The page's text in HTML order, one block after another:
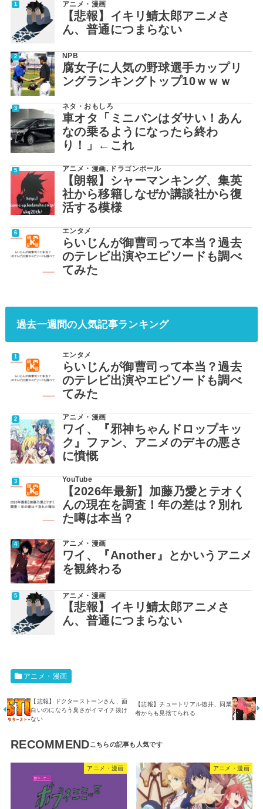
アニメ・漫画
【悲報】イキリ鯖太郎アニメさ
ん、普通につまらない
NPB
腐女子に人気の野球選手カップリ
ングランキングトップ10ｗｗｗ
ネタ・おもしろ
車オタ「ミニバンはダサい！あん
なの乗るようになったら終わ
り！」←これ
アニメ・漫画, ドラゴンボール
【朗報】シャーマンキング、集英
社から移籍しなぜか講談社から復
活する模様
エンタメ
らいじんが御曹司って本当？過去
のテレビ出演やエピソードも調べ
てみた
過去一週間の人気記事ランキング
エンタメ
らいじんが御曹司って本当？過去
のテレビ出演やエピソードも調べ
てみた
アニメ・漫画
ワイ、『邪神ちゃんドロップキッ
ク』ファン、アニメのデキの悪さ
に憤慨
YouTube
【2026年最新】加藤乃愛とテオく
んの現在を調査！年の差は？別れ
た噂は本当？
アニメ・漫画
ワイ、『Another』とかいうアニメ
を観終わる
アニメ・漫画
【悲報】イキリ鯖太郎アニメさ
ん、普通につまらない
アニメ・漫画
【悲報】ドクターストーンさん、面
白いのになろう臭さがイマイチ抜け
ない
【悲報】チュートリアル徳井、同業
者からも見捨てられる
RECOMMEND
アニメ・漫画 アニメ・漫画